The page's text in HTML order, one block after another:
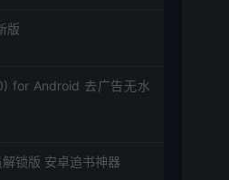
版
for Android 去广告无水
锁版 安卓追书神器